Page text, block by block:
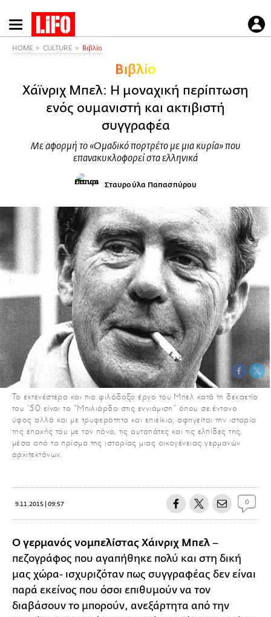
Παράκαμψη
προς
HOME CULTURE Βιβλίο
Βιβλίο
Χάϊνριχ Μπελ: Η μοναχική περίπτωση
ενός ουμανιστή και ακτιβιστή
συγγραφέα
Με αφορμή το «Ομαδικό πορτρέτο με μια κυρία» που
επανακυκλοφορεί στα ελληνικά
Σταυρούλα Παπασπύρου
Το εκτενέστερο και πιο φιλόδοξο έργο του Μπελ κατά τη δεκαετία
του '50 είναι το "Μπιλιάρδο στις εννιάμιση" όπου σε έντονο
ύφος αλλά και με τρυφερότητα και επιείκια, αφηγείται την ιστορία
της εποχής του με τον πόνο, τις αυταπάτες και τις ελπίδες της,
μέσα από το πρίσμα της ιστορίας μιας οικογένειας γερμανών
αρχιτεκτόνων.
9.11.2015 | 09:57 0
Ο γερμανός νομπελίστας Χάινριχ Μπελ –
πεζογράφος που αγαπήθηκε πολύ και στη δική
μας χώρα- ισχυριζόταν πως συγγραφέας δεν είναι
παρά εκείνος που όσοι επιθυμούν να τον
διαβάσουν το μπορούν, ανεξάρτητα από την